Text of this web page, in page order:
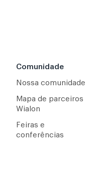
Comunidade
Nossa comunidade
Mapa de parceiros
Wialon
Feiras e
conferências